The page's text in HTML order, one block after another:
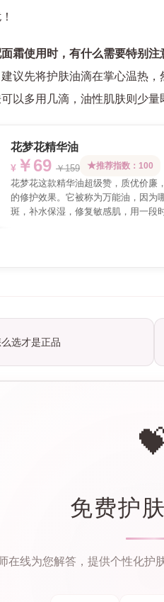
霜使用时，有什么需要特别注
议先将护肤油滴在掌心温热
以多用几滴，油性肌肤则少量
花梦花精华油
￥69 ￥159 推荐指数：100
花梦花这款精华油超级赞，质优价廉
的修护效果。它被称为万能油，因为
斑，补水保湿，修复敏感肌，用一段
选才是正品
免费护
在线为您解答，提供个性化护